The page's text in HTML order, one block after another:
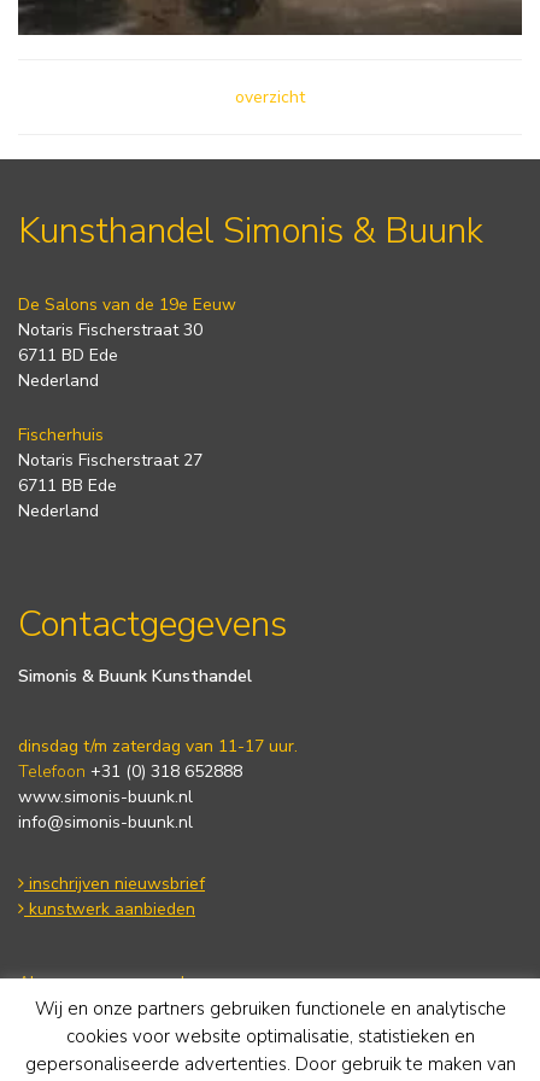
overzicht
Kunsthandel Simonis & Buunk
De Salons van de 19e Eeuw
Notaris Fischerstraat 30
6711 BD Ede
Nederland
Fischerhuis
Notaris Fischerstraat 27
6711 BB Ede
Nederland
Contactgegevens
Simonis & Buunk Kunsthandel
dinsdag t/m zaterdag van 11-17 uur.
Telefoon +31 (0) 318 652888
www.simonis-buunk.nl
info@simonis-buunk.nl
inschrijven nieuwsbrief
kunstwerk aanbieden
Algemene voorwaarden
Privacy statement
Cookie Policy
Disclaimer
Wij en onze partners gebruiken functionele en analytische
cookies voor website optimalisatie, statistieken en
gepersonaliseerde advertenties. Door gebruik te maken van